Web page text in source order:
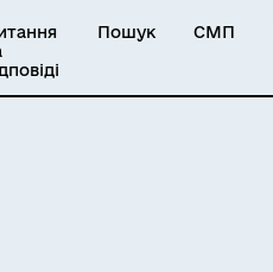
Пошук СМП